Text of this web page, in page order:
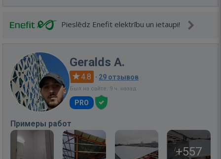
Pieslēdz Enefit elektrību un ietaupi!
Geralds A.
4.8 · 29 отзывов
Был на сайте: 9 ч. назад
PRO
Примеры работ
+557